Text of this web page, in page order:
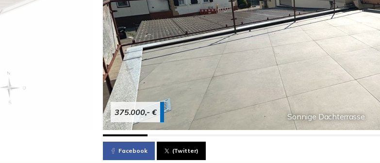
Sonnige Dachterrasse
375.000,- €
Facebook (Twitter)